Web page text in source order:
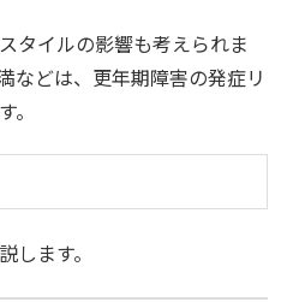
タイルの影響も考えられま
などは、更年期障害の発症リ
します。